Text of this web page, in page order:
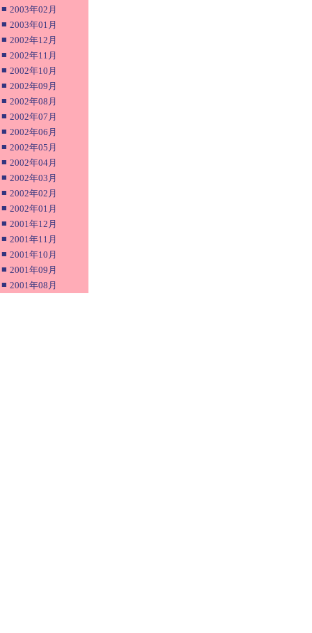
■ 2003年02月
■ 2003年01月
■ 2002年12月
■ 2002年11月
■ 2002年10月
■ 2002年09月
■ 2002年08月
■ 2002年07月
■ 2002年06月
■ 2002年05月
■ 2002年04月
■ 2002年03月
■ 2002年02月
■ 2002年01月
■ 2001年12月
■ 2001年11月
■ 2001年10月
■ 2001年09月
■ 2001年08月